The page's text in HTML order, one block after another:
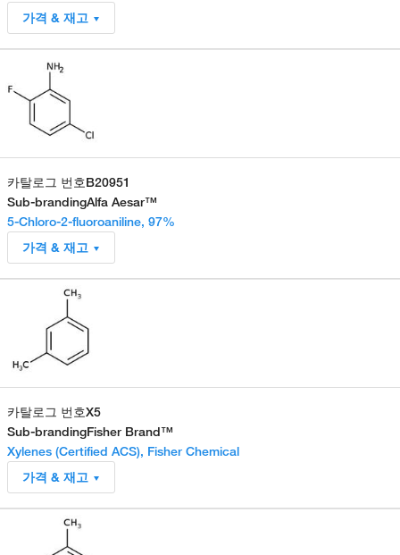
가격 & 재고
카탈로그 번호B20951
Sub-brandingAlfa Aesar™
5-Chloro-2-fluoroaniline, 97%
가격 & 재고
카탈로그 번호X5
Sub-brandingFisher Brand™
Xylenes (Certified ACS), Fisher Chemical
가격 & 재고